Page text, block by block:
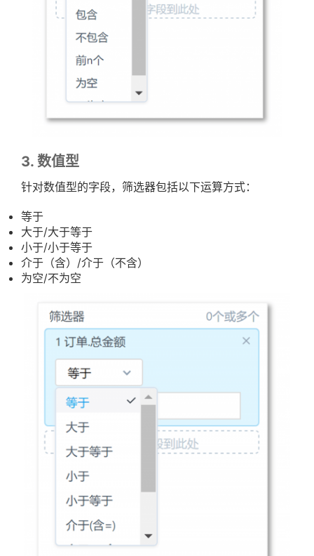
3. 数值型
针对数值型的字段，筛选器包括以下运算方式：
等于
大于/大于等于
小于/小于等于
介于（含）/介于（不含）
为空/不为空